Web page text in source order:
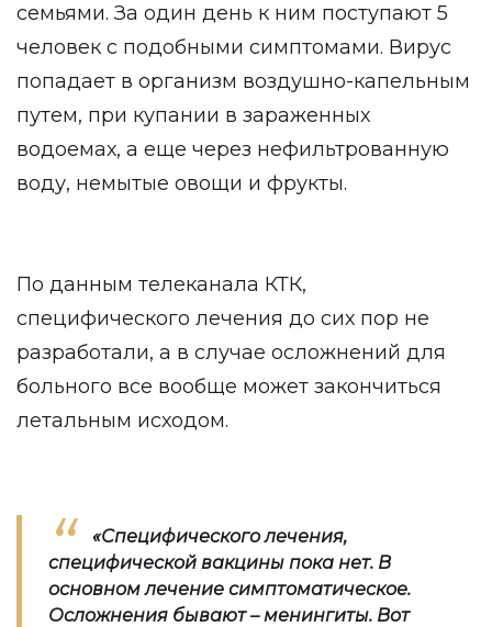
семьями. За один день к ним поступают 5
человек с подобными симптомами. Вирус
попадает в организм воздушно-капельным
путем, при купании в зараженных
водоемах, а еще через нефильтрованную
воду, немытые овощи и фрукты.
По данным телеканала КТК,
специфического лечения до сих пор не
разработали, а в случае осложнений для
больного все вообще может закончиться
летальным исходом.
«Специфического лечения,
специфической вакцины пока нет. В
основном лечение симптоматическое.
Осложнения бывают – менингиты. Вот